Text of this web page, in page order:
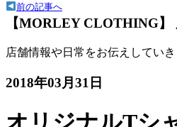
前の記事へ
【MORLEY CLOTHING】
店舗情報や日常をお伝えしていき
2018年03月31日